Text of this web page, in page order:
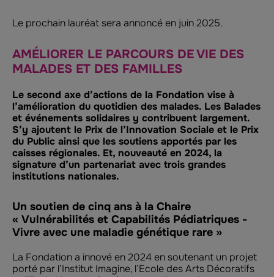
Le prochain lauréat sera annoncé en juin 2025.
AMÉLIORER LE PARCOURS DE VIE DES
MALADES ET DES FAMILLES
Le second axe d’actions de la Fondation vise à
l’amélioration du quotidien des malades. Les Balades
et événements solidaires y contribuent largement.
S’y ajoutent le Prix de l’Innovation Sociale et le Prix
du Public ainsi que les soutiens apportés par les
caisses régionales. Et, nouveauté en 2024, la
signature d’un partenariat avec trois grandes
institutions nationales.
Un soutien de cinq ans à la Chaire
« Vulnérabilités et Capabilités Pédiatriques -
Vivre avec une maladie génétique rare »
La Fondation a innové en 2024 en soutenant un projet
porté par l’Institut Imagine, l’Ecole des Arts Décoratifs